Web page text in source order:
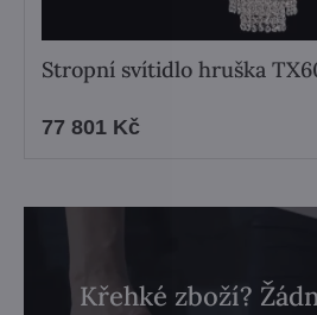
Stropní svítidlo hruška
77 801 Kč
Křehké zboží?